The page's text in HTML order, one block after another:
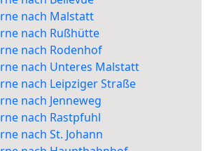
nach Malstatt
nach Rußhütte
nach Rodenhof
nach Unteres Malstatt
nach Leipziger Straße
nach Jenneweg
nach Rastpfuhl
nach St. Johann